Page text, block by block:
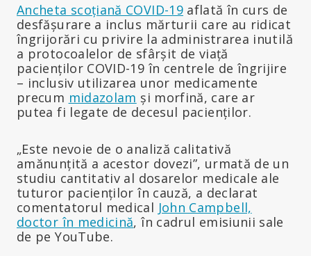
Ancheta scoțiană COVID-19 aflată în curs de
desfășurare a inclus mărturii care au ridicat
îngrijorări cu privire la administrarea inutilă
a protocoalelor de sfârșit de viață
pacienților COVID-19 în centrele de îngrijire
– inclusiv utilizarea unor medicamente
precum midazolam și morfină, care ar
putea fi legate de decesul pacienților.
„Este nevoie de o analiză calitativă
amănunțită a acestor dovezi”, urmată de un
studiu cantitativ al dosarelor medicale ale
tuturor pacienților în cauză, a declarat
comentatorul medical John Campbell,
doctor în medicină, în cadrul emisiunii sale
de pe YouTube.